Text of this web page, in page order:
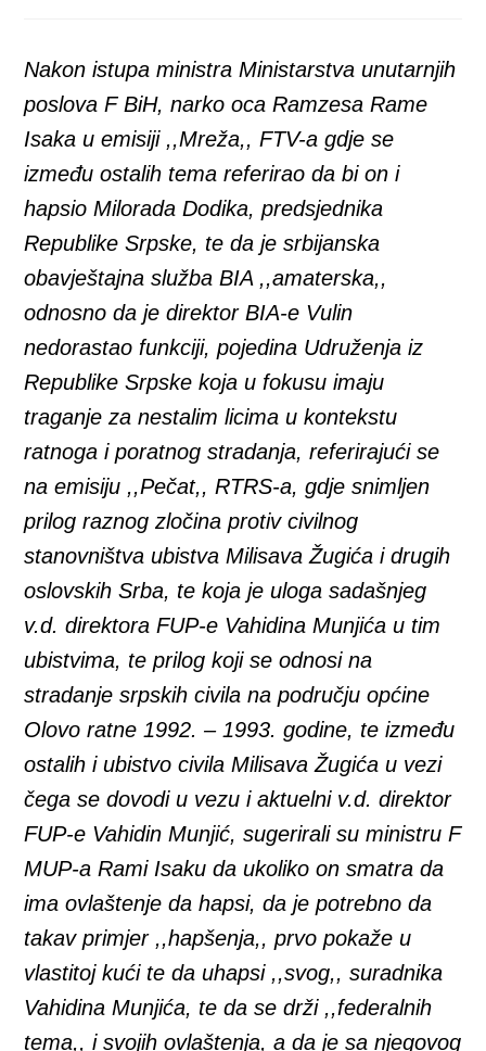
Nakon istupa ministra Ministarstva unutarnjih
poslova F BiH, narko oca Ramzesa Rame
Isaka u emisiji ,,Mreža,, FTV-a gdje se
između ostalih tema referirao da bi on i
hapsio Milorada Dodika, predsjednika
Republike Srpske, te da je srbijanska
obavještajna služba BIA ,,amaterska,,
odnosno da je direktor BIA-e Vulin
nedorastao funkciji, pojedina Udruženja iz
Republike Srpske koja u fokusu imaju
traganje za nestalim licima u kontekstu
ratnoga i poratnog stradanja, referirajući se
na emisiju ,,Pečat,, RTRS-a, gdje snimljen
prilog raznog zločina protiv civilnog
stanovništva ubistva Milisava Žugića i drugih
oslovskih Srba, te koja je uloga sadašnjeg
v.d. direktora FUP-e Vahidina Munjića u tim
ubistvima, te prilog koji se odnosi na
stradanje srpskih civila na području općine
Olovo ratne 1992. – 1993. godine, te između
ostalih i ubistvo civila Milisava Žugića u vezi
čega se dovodi u vezu i aktuelni v.d. direktor
FUP-e Vahidin Munjić, sugerirali su ministru F
MUP-a Rami Isaku da ukoliko on smatra da
ima ovlaštenje da hapsi, da je potrebno da
takav primjer ,,hapšenja,, prvo pokaže u
vlastitoj kući te da uhapsi ,,svog,, suradnika
Vahidina Munjića, te da se drži ,,federalnih
tema,, i svojih ovlaštenja, a da je sa njegovog